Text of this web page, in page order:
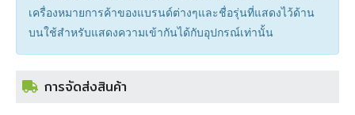
เครื่องหมายการค้าของแบรนด์ต่างๆและชื่อรุ่นที่แสดงไว้ด้าน
บนใช้สำหรับแสดงความเข้ากันได้กับอุปกรณ์เท่านั้น
การจัดส่งสินค้า